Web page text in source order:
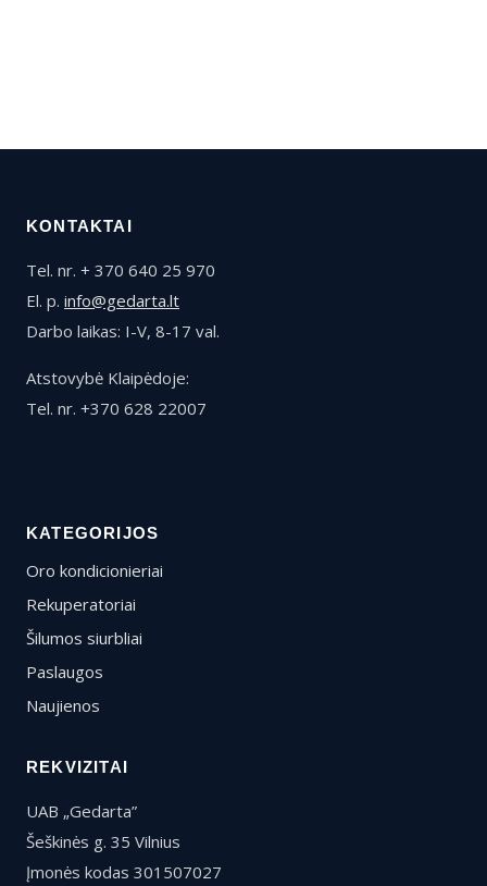
KONTAKTAI
Tel. nr. + 370 640 25 970
El. p. info@gedarta.lt
Darbo laikas: I-V, 8-17 val.
Atstovybė Klaipėdoje:
Tel. nr. +370 628 22007
KATEGORIJOS
Oro kondicionieriai
Rekuperatoriai
Šilumos siurbliai
Paslaugos
Naujienos
REKVIZITAI
UAB „Gedarta”
Šeškinės g. 35 Vilnius
Įmonės kodas 301507027